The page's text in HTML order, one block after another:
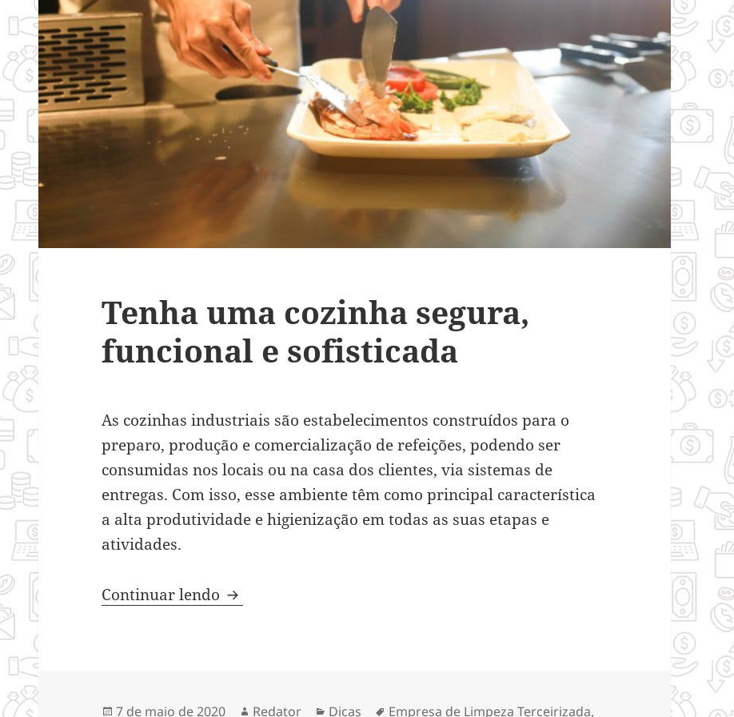
Tenha uma cozinha segura,
funcional e sofisticada
As cozinhas industriais são estabelecimentos construídos para o
preparo, produção e comercialização de refeições, podendo ser
consumidas nos locais ou na casa dos clientes, via sistemas de
entregas. Com isso, esse ambiente têm como principal característica
a alta produtividade e higienização em todas as suas etapas e
atividades.
Continuar lendo Tenha uma cozinha segura, funcional e sofisticada
Publicado
7 de maio de 2020 Autor
Redator Categorias
Dicas Tags
Empresa de Limpeza Terceirizada,